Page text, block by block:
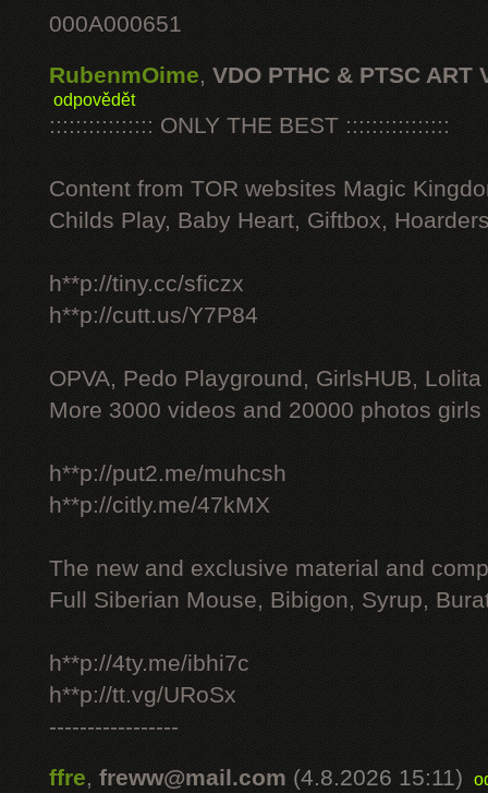
000A000651
RubenmOime, VDO PTHC & PTSC ART
odpovědět
:::::::::::::::: ONLY THE BEST ::::::::::::::::
Content from TOR websites Magic
Childs Play, Baby Heart, Giftbox,
h**p://tiny.cc/sficzx
h**p://cutt.us/Y7P84
OPVA, Pedo Playground, GirlsHUB, Lolita
More 3000 videos and 20000 photos
h**p://put2.me/muhcsh
h**p://citly.me/47kMX
The new and exclusive material and
Full Siberian Mouse, Bibigon, Syrup,
h**p://4ty.me/ibhi7c
h**p://tt.vg/URoSx
-----------------
ffre,freww@mail.com (4.8.2026 15:11)